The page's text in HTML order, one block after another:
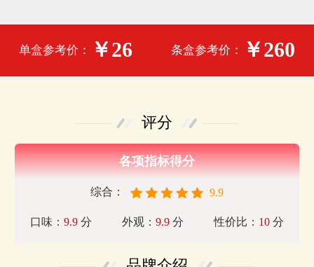
单盒参考价： ￥26 条盒参考价： ￥260
评分
各项指标得分
综合： 9.9
口味： 9.9分 外观： 9.9分 性价比： 10 分